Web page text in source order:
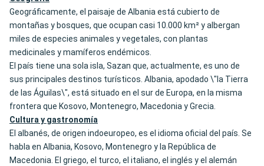
Geográficamente, el paisaje de Albania está cubierto de
montañas y bosques, que ocupan casi 10.000 km² y albergan
miles de especies animales y vegetales, con plantas
medicinales y mamíferos endémicos.
El país tiene una sola isla, Sazan que, actualmente, es uno de
sus principales destinos turísticos. Albania, apodado \"la Tierra
de las Águilas\", está situado en el sur de Europa, en la misma
frontera que Kosovo, Montenegro, Macedonia y Grecia.
Cultura y gastronomía
El albanés, de origen indoeuropeo, es el idioma oficial del país. Se
habla en Albania, Kosovo, Montenegro y la República de
Macedonia. El griego, el turco, el italiano, el inglés y el alemán